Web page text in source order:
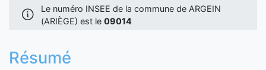
Le numéro INSEE de la commune de ARGEIN
(ARIÈGE) est le 09014
Résumé